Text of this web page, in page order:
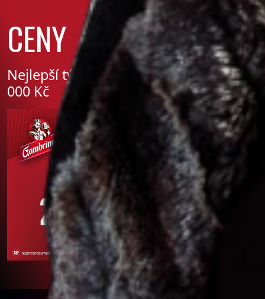
CENY
Nejlepší týmy si rozdělí ceny za 250
000 Kč